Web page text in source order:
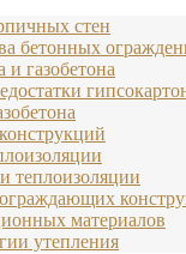
стен
бетонных
и газобетона
теплоизоляции
материалов
утепления